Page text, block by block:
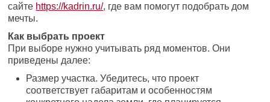
сайте https://kadrin.ru/, где вам помогут подобрать дом
мечты.
Как выбрать проект
При выборе нужно учитывать ряд моментов. Они
приведены далее:
Размер участка. Убедитесь, что проект
соответствует габаритам и особенностям